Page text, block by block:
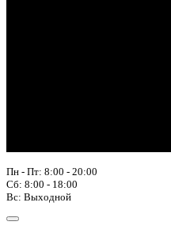
Пн - Пт: 8:00 - 20:00
Сб: 8:00 - 18:00
Вс: Выходной